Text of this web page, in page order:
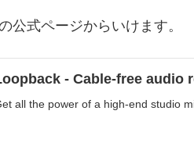
公式ページからいけます。
- Cable-free audio
all the power of a high-end studio